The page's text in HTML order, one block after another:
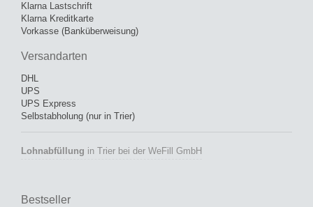
Klarna Lastschrift
Klarna Kreditkarte
Vorkasse (Banküberweisung)
Versandarten
DHL
UPS
UPS Express
Selbstabholung (nur in Trier)
Lohnabfüllung in Trier bei der WeFill GmbH
Bestseller